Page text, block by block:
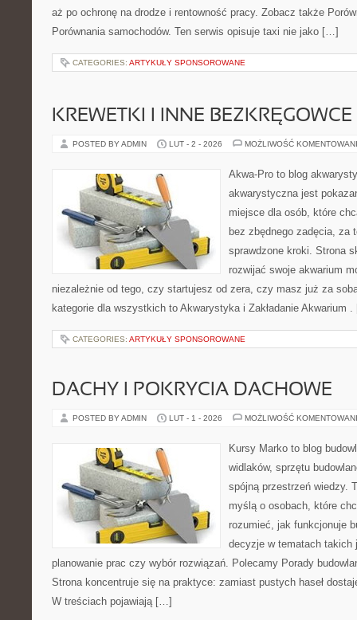
aż po ochronę na drodze i rentowność pracy. Zobacz także
Porównania samochodów. Ten serwis opisuje taxi nie jako […]
CATEGORIES: ARTYKUŁY SPONSOROWANE
KREWETKI I INNE BEZKRĘGOWCE
POSTED BY ADMIN LUT - 2 - 2026 MOŻLIWOŚĆ
Akwa-Pro to blog
akwarystyczna jest
miejsce dla osób, które
bez zbędnego zadęcia, za
sprawdzone kroki. Strona
rozwijać swoje akwarium
niezależnie od tego, czy startujesz od zera, czy masz już za
kategorie dla wszystkich to Akwarystyka i Zakładanie Akwarium
CATEGORIES: ARTYKUŁY SPONSOROWANE
DACHY I POKRYCIA DACHOWE
POSTED BY ADMIN LUT - 1 - 2026 MOŻLIWOŚĆ
Kursy Marko to blog
widlaków, sprzętu
spójną przestrzeń wiedzy.
myślą o osobach, które
rozumieć, jak funkcjonuje
decyzje w tematach takich
planowanie prac czy wybór rozwiązań. Polecamy Porady
Strona koncentruje się na praktyce: zamiast pustych haseł
W treściach pojawiają […]